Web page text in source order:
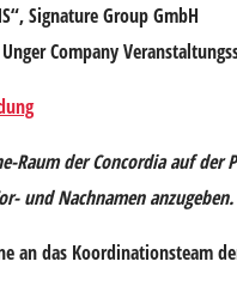
Signature Group GmbH
Company
Raum der Concordia auf
und Nachnamen anzugeben.
an das Koordinationsteam